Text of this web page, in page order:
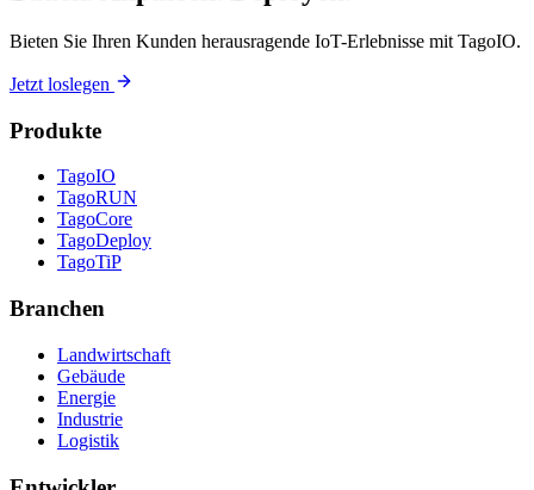
Bieten Sie Ihren Kunden herausragende IoT-Erlebnisse mit TagoIO.
Jetzt loslegen
Produkte
TagoIO
TagoRUN
TagoCore
TagoDeploy
TagoTiP
Branchen
Landwirtschaft
Gebäude
Energie
Industrie
Logistik